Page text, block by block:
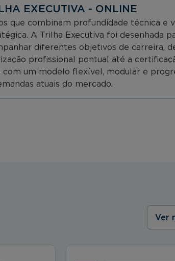
EXECUTIVA - ONLINE
que combinam profundidade técnica e
A Trilha Executiva foi desenhada
diferentes objetivos de carreira,
profissional pontual até a
com um modelo flexível, modular e
atuais do mercado.
Ver